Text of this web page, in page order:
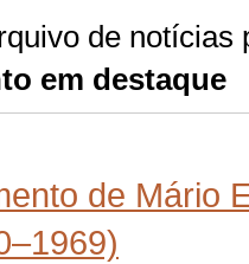
de notícias
em destaque
de Mário